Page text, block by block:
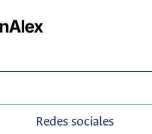
Redes sociales